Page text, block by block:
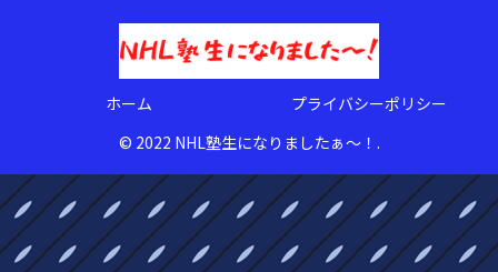
ホーム
プライバシーポリシー
© 2022 NHL塾生になりましたぁ〜！.